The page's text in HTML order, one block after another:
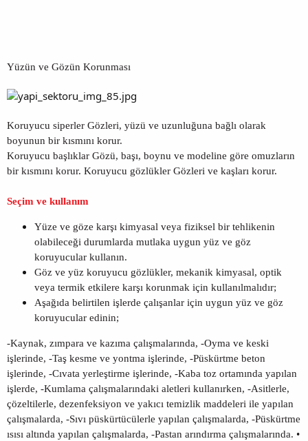
Yüzün ve Gözün Korunması
Koruyucu siperler Gözleri, yüzü ve uzunluğuna bağlı olarak
boyunun bir kısmını korur.
Koruyucu başlıklar Gözü, başı, boynu ve modeline göre omuzların
bir kısmını korur. Koruyucu gözlükler Gözleri ve kaşları korur.
Seçim ve kullanım
Yüze ve göze karşı kimyasal veya fiziksel bir tehlikenin
olabileceği durumlarda mutlaka uygun yüz ve göz
koruyucular kullanın.
Göz ve yüz koruyucu gözlükler, mekanik kimyasal, optik
veya termik etkilere karşı korunmak için kullanılmalıdır;
Aşağıda belirtilen işlerde çalışanlar için uygun yüz ve göz
koruyucular edinin;
-Kaynak, zımpara ve kazıma çalışmalarında, -Oyma ve keski
işlerinde, -Taş kesme ve yontma işlerinde, -Püskürtme beton
işlerinde, -Cıvata yerleştirme işlerinde, -Kaba toz ortamında yapılan
işlerde, -Kumlama çalışmalarındaki aletleri kullanırken, -Asitlerle,
çözeltilerle, dezenfeksiyon ve yakıcı temizlik maddeleri ile yapılan
çalışmalarda, -Sıvı püskürtücülerle yapılan çalışmalarda, -Püskürtme
ısısı altında yapılan çalışmalarda, -Pastan arındırma çalışmalarında. •